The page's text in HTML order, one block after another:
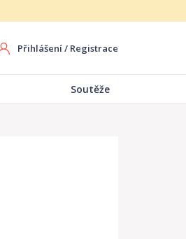
Přihlášení/ Registrace
Soutěže